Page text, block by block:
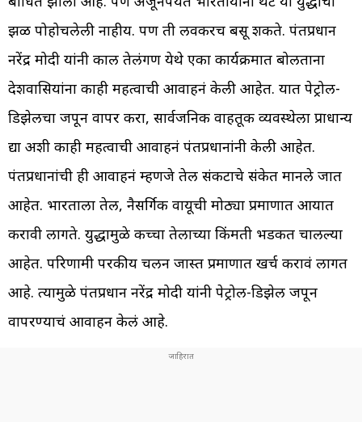
झळ पोहोचलेली नाहीय. पण ती लवकरच बसू शकते. पंतप्रधान
नरेंद्र मोदी यांनी काल तेलंगण येथे एका कार्यक्रमात बोलताना
देशवासियांना काही महत्वाची आवाहनं केली आहेत. यात पेट्रोल-
डिझेलचा जपून वापर करा, सार्वजनिक वाहतूक व्यवस्थेला प्राधान्य
द्या अशी काही महत्वाची आवाहनं पंतप्रधानांनी केली आहेत.
पंतप्रधानांची ही आवाहनं म्हणजे तेल संकटाचे संकेत मानले जात
आहेत. भारताला तेल, नैसर्गिक वायूची मोठ्या प्रमाणात आयात
करावी लागते. युद्धामुळे कच्चा तेलाच्या किंमती भडकत चालल्या
आहेत. परिणामी परकीय चलन जास्त प्रमाणात खर्च करावं लागत
आहे. त्यामुळे पंतप्रधान नरेंद्र मोदी यांनी पेट्रोल-डिझेल जपून
वापरण्याचं आवाहन केलं आहे.